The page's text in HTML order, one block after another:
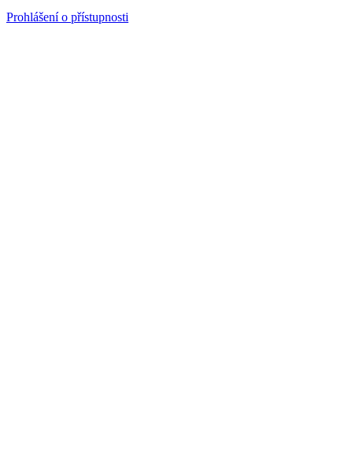
Prohlášení o přístupnosti